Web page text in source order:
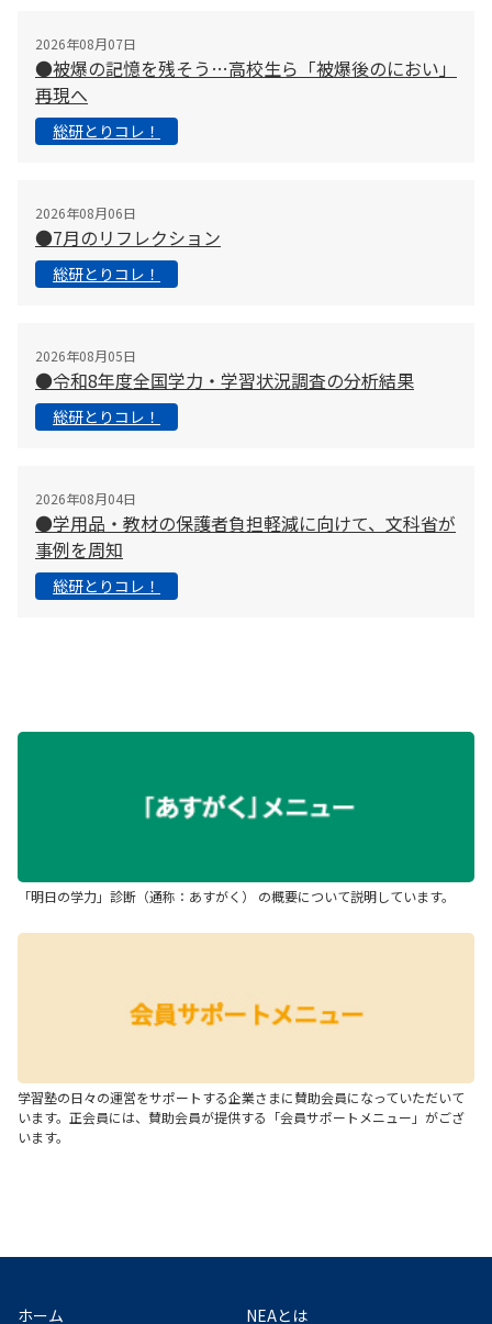
2026年08月07日
●被爆の記憶を残そう…高校生ら「被爆後のにおい」
再現へ
総研とりコレ！
2026年08月06日
●7月のリフレクション
総研とりコレ！
2026年08月05日
●令和8年度全国学力・学習状況調査の分析結果
総研とりコレ！
2026年08月04日
●学用品・教材の保護者負担軽減に向けて、文科省が
事例を周知
総研とりコレ！
「明日の学力」診断（通称：あすがく） の概要について説明しています。
学習塾の日々の運営をサポートする企業さまに賛助会員になっていただいて
います。正会員には、賛助会員が提供する「会員サポートメニュー」がござ
います。
ホーム NEAとは